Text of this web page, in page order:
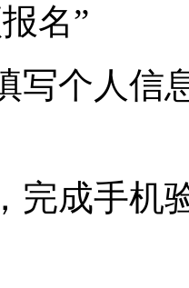
名”
写个人信
完成手机